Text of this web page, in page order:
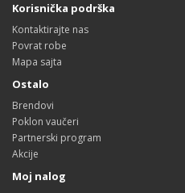
Korisnička podrška
Kontaktirajte nas
Povrat robe
Mapa sajta
Ostalo
Brendovi
Poklon vaučeri
Partnerski program
Akcije
Moj nalog